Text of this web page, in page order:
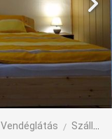
Vendéglátás Szállás, idegenforgalom